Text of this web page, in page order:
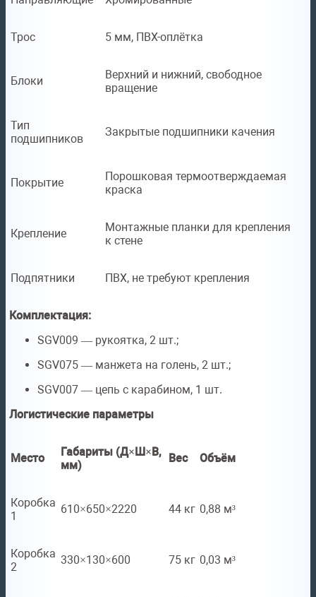
Трос 5 мм, ПВХ-оплётка
Блоки
Верхний и нижний, свободное
вращение
Тип
подшипников
Закрытые подшипники качения
Покрытие
Порошковая термоотверждаемая
краска
Крепление
Монтажные планки для крепления
к стене
Подпятники ПВХ, не требуют крепления
Комплектация:
SGV009 — рукоятка, 2 шт.;
SGV075 — манжета на голень, 2 шт.;
SGV007 — цепь с карабином, 1 шт.
Логистические параметры
Место
Габариты (Д×Ш×В,
мм)
Вес Объём
Коробка
1
610×650×2220 44 кг 0,88 м³
Коробка
2
330×130×600 75 кг 0,03 м³